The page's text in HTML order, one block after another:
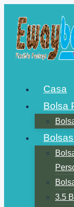
contenido
Casa
Bolsa
3.5